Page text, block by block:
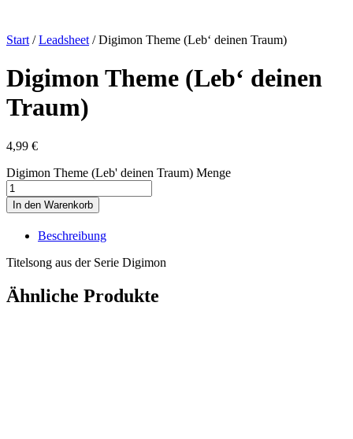
Start /Leadsheet / Digimon Theme (Leb‘ deinen Traum)
Digimon Theme (Leb‘ deinen
Traum)
4,99 €
Digimon Theme (Leb' deinen Traum) Menge
In den Warenkorb
Beschreibung
Titelsong aus der Serie Digimon
Ähnliche Produkte